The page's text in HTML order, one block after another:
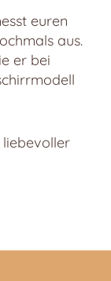
euren
aus.
er bei